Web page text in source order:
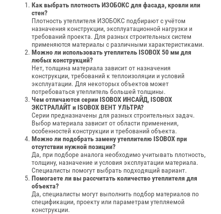
Как выбрать плотность ИЗОБОКС для фасада, кровли или
стен?
Плотность утеплителя ИЗОБОКС подбирают с учётом
назначения конструкции, эксплуатационной нагрузки и
требований проекта. Для разных строительных систем
применяются материалы с различными характеристиками.
Можно ли использовать утеплитель ISOBOX 50 мм для
любых конструкций?
Нет, толщина материала зависит от назначения
конструкции, требований к теплоизоляции и условий
эксплуатации. Для некоторых объектов может
потребоваться утеплитель большей толщины.
Чем отличаются серии ISOBOX ИНСАЙД, ISOBOX
ЭКСТРАЛАЙТ и ISOBOX ВЕНТ УЛЬТРА?
Серии предназначены для разных строительных задач.
Выбор материала зависит от области применения,
особенностей конструкции и требований объекта.
Можно ли подобрать замену утеплителю ISOBOX при
отсутствии нужной позиции?
Да, при подборе аналога необходимо учитывать плотность,
толщину, назначение и условия эксплуатации материала.
Специалисты помогут выбрать подходящий вариант.
Помогаете ли вы рассчитать количество утеплителя для
объекта?
Да, специалисты могут выполнить подбор материалов по
спецификации, проекту или параметрам утепляемой
конструкции.